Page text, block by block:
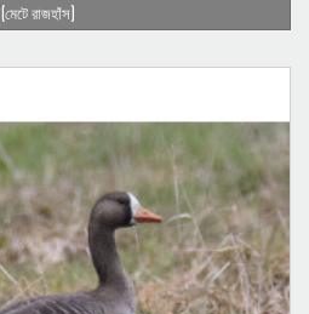
(মেটে রাজহাঁস)